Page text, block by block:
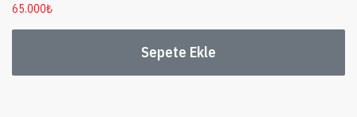
65.000₺
Sepete Ekle